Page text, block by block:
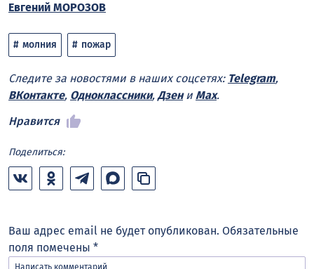
Евгений МОРОЗОВ
молния пожар
Следите за новостями в наших соцсетях: Telegram,
ВКонтакте, Одноклассники, Дзени Max.
Нравится
Поделиться:
Ваш адрес email не будет опубликован. Обязательные
поля помечены *